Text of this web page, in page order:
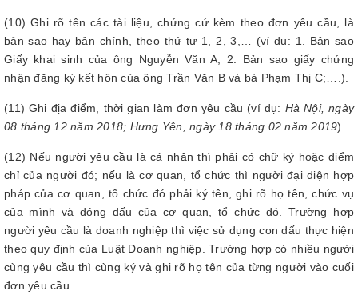
(10) Ghi rõ tên các tài liệu, chứng cứ kèm theo đơn yêu cầu, là
bản sao hay bản chính, theo thứ tự 1, 2, 3,… (ví dụ: 1. Bản sao
Giấy khai sinh của ông Nguyễn Văn A; 2. Bản sao giấy chứng
nhận đăng ký kết hôn của ông Trần Văn B và bà Phạm Thị C;….).
(11) Ghi địa điểm, thời gian làm đơn yêu cầu (ví dụ: Hà Nội, ngày
08 tháng 12 năm 2018; Hưng Yên, ngày 18 tháng 02 năm 2019).
(12) Nếu người yêu cầu là cá nhân thì phải có chữ ký hoặc điểm
chỉ của người đó; nếu là cơ quan, tổ chức thì người đại diện hợp
pháp của cơ quan, tổ chức đó phải ký tên, ghi rõ họ tên, chức vụ
của mình và đóng dấu của cơ quan, tổ chức đó. Trường hợp
người yêu cầu là doanh nghiệp thì việc sử dụng con dấu thực hiện
theo quy định của Luật Doanh nghiệp. Trường hợp có nhiều người
cùng yêu cầu thì cùng ký và ghi rõ họ tên của từng người vào cuối
đơn yêu cầu.